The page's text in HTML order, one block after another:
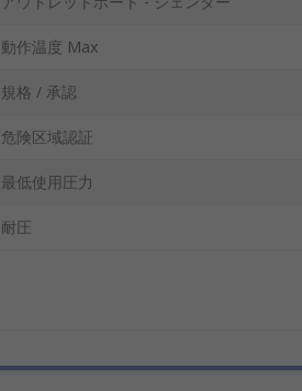
動作温度 Max
規格 / 承認
危険区域認証
最低使用圧力
耐圧